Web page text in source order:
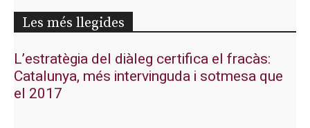
Les més llegides
L’estratègia del diàleg certifica el fracàs:
Catalunya, més intervinguda i sotmesa que
el 2017